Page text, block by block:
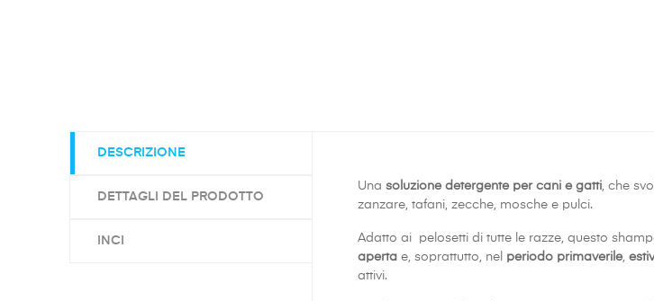
DESCRIZIONE
DETTAGLI DEL PRODOTTO
INCI
Una soluzione detergente per cani e gatti , che
zanzare, tafani, zecche, mosche e pulci.
Adatto ai pelosetti di tutte le razze, questo
aperta e, soprattutto, nel periodo primaverile,
attivi.